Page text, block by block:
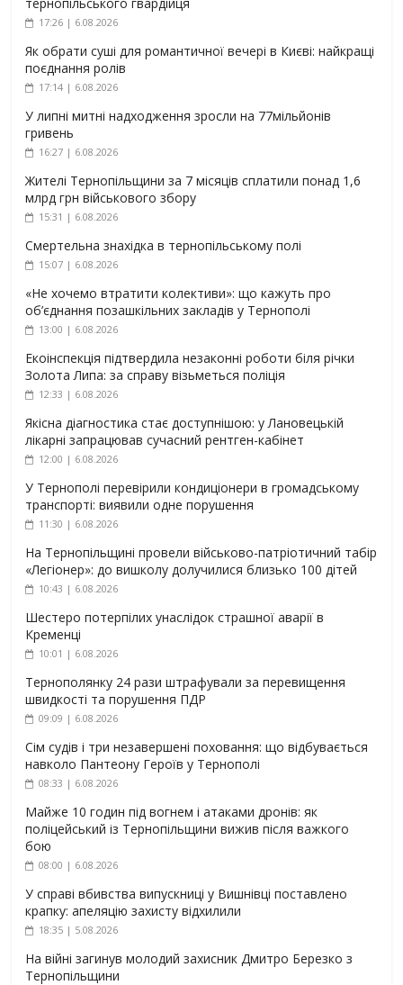
17:26 | 6.08.2026
Як обрати суші для романтичної вечері в Києві: найкращі
поєднання ролів
17:14 | 6.08.2026
У липні митні надходження зросли на 77мільйонів
гривень
16:27 | 6.08.2026
Жителі Тернопільщини за 7 місяців сплатили понад 1,6
млрд грн військового збору
15:31 | 6.08.2026
Смертельна знахідка в тернопільському полі
15:07 | 6.08.2026
«Не хочемо втратити колективи»: що кажуть про
об’єднання позашкільних закладів у Тернополі
13:00 | 6.08.2026
Екоінспекція підтвердила незаконні роботи біля річки
Золота Липа: за справу візьметься поліція
12:33 | 6.08.2026
Якісна діагностика стає доступнішою: у Лановецькій
лікарні запрацював сучасний рентген-кабінет
12:00 | 6.08.2026
У Тернополі перевірили кондиціонери в громадському
транспорті: виявили одне порушення
11:30 | 6.08.2026
На Тернопільщині провели військово-патріотичний табір
«Легіонер»: до вишколу долучилися близько 100 дітей
10:43 | 6.08.2026
Шестеро потерпілих унаслідок страшної аварії в
Кременці
10:01 | 6.08.2026
Тернополянку 24 рази штрафували за перевищення
швидкості та порушення ПДР
09:09 | 6.08.2026
Сім судів і три незавершені поховання: що відбувається
навколо Пантеону Героїв у Тернополі
08:33 | 6.08.2026
Майже 10 годин під вогнем і атаками дронів: як
поліцейський із Тернопільщини вижив після важкого
бою
08:00 | 6.08.2026
У справі вбивства випускниці у Вишнівці поставлено
крапку: апеляцію захисту відхилили
18:35 | 5.08.2026
На війні загинув молодий захисник Дмитро Березко з
Тернопільщини